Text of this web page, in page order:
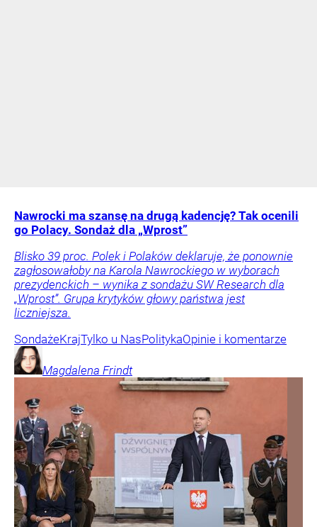
Nawrocki ma szansę na drugą kadencję? Tak ocenili
go Polacy. Sondaż dla „Wprost”
Blisko 39 proc. Polek i Polaków deklaruje, że ponownie
zagłosowałoby na Karola Nawrockiego w wyborach
prezydenckich – wynika z sondażu SW Research dla
„Wprost”. Grupa krytyków głowy państwa jest
liczniejsza.
SondażeKrajTylko u NasPolitykaOpinie i komentarze
Magdalena Frindt